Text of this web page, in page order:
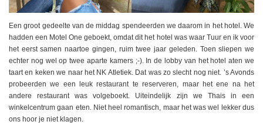
Een groot gedeelte van de middag spendeerden we daarom in het hotel. We
hadden een Motel One geboekt, omdat dit het hotel was waar Tuur en ik voor
het eerst samen naartoe gingen, ruim twee jaar geleden. Toen sliepen we
echter nog wel op twee aparte kamers ;-). In de lobby van het hotel aten we
taart en keken we naar het NK Atletiek. Dat was zo slecht nog niet. ’s Avonds
probeerden we een leuk restaurant te reserveren, maar het ene na het
andere restaurant was volgeboekt. Uiteindelijk zijn we Thais in een
winkelcentrum gaan eten. Niet heel romantisch, maar het was wel lekker dus
ons hoor je niet klagen.